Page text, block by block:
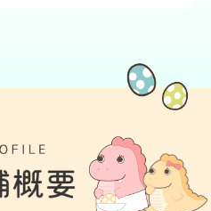
す。よろしくお願いします。